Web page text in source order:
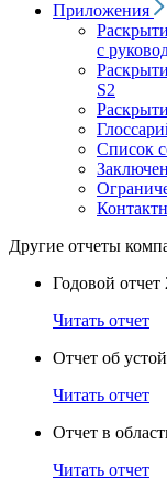
Приложения
с
S2
Список
Другие отчеты
Годовой отчет
Читать отчет
Отчет об
Читать отчет
Отчет в
Читать отчет